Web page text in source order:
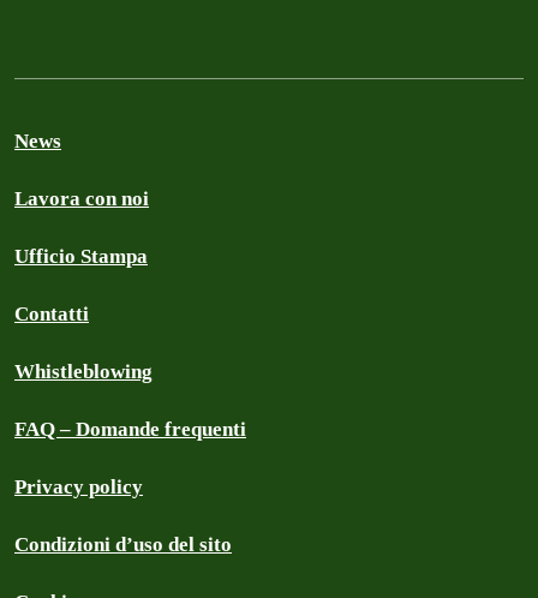
News
Lavora con noi
Ufficio Stampa
Contatti
Whistleblowing
FAQ – Domande frequenti
Privacy policy
Condizioni d’uso del sito